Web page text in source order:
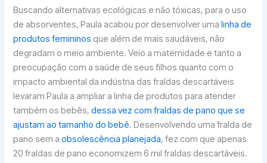
Buscando alternativas ecológicas e não tóxicas, para o uso
de absorventes, Paula acabou por desenvolver umalinha de
produtos femininos que além de mais saudáveis, não
degradam o meio ambiente. Veio a maternidade e tanto a
preocupação com a saúde de seus filhos quanto com o
impacto ambiental da indústria das fraldas descartáveis
levaram Paula a ampliar a linha de produtos para atender
também os bebês,dessa vez com fraldas de pano que se
ajustam ao tamanho do bebê. Desenvolvendo uma fralda de
pano sem aobsolescência planejada, fez com que apenas
20 fraldas de pano economizem 6 mil fraldas descartáveis.